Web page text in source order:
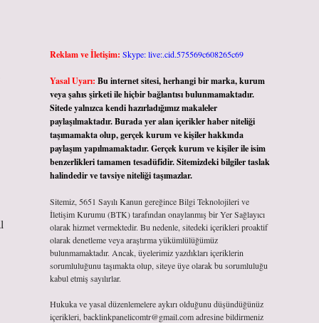
Reklam ve İletişim: Skype: live:.cid.575569c608265c69
Yasal Uyarı: Bu internet sitesi, herhangi bir marka, kurum
veya şahıs şirketi ile hiçbir bağlantısı bulunmamaktadır.
Sitede yalnızca kendi hazırladığımız makaleler
paylaşılmaktadır. Burada yer alan içerikler haber niteliği
taşımamakta olup, gerçek kurum ve kişiler hakkında
paylaşım yapılmamaktadır. Gerçek kurum ve kişiler ile isim
benzerlikleri tamamen tesadüfidir. Sitemizdeki bilgiler taslak
halindedir ve tavsiye niteliği taşımazlar.
Sitemiz, 5651 Sayılı Kanun gereğince Bilgi Teknolojileri ve
İletişim Kurumu (BTK) tarafından onaylanmış bir Yer Sağlayıcı
olarak hizmet vermektedir. Bu nedenle, sitedeki içerikleri proaktif
olarak denetleme veya araştırma yükümlülüğümüz
bulunmamaktadır. Ancak, üyelerimiz yazdıkları içeriklerin
sorumluluğunu taşımakta olup, siteye üye olarak bu sorumluluğu
kabul etmiş sayılırlar.
Hukuka ve yasal düzenlemelere aykırı olduğunu düşündüğünüz
içerikleri, backlinkpanelicomtr@gmail.comadresine bildirmeniz